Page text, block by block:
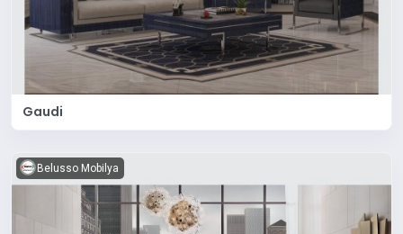
Gaudi
Belusso Mobilya